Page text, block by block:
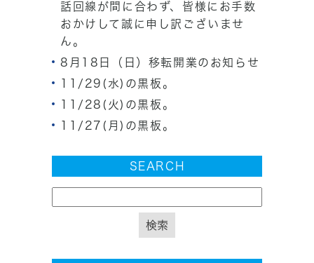
話回線が間に合わず、皆様にお手数
おかけして誠に申し訳ございませ
ん。
8月18日（日）移転開業のお知らせ
11/29(水)の黒板。
11/28(火)の黒板。
11/27(月)の黒板。
SEARCH